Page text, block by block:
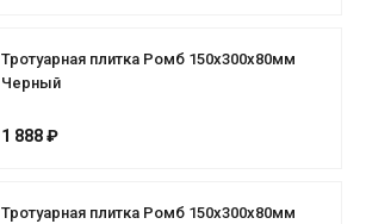
Тротуарная плитка Ромб 150х300х80мм
Черный
1 888 ₽
Тротуарная плитка Ромб 150х300х80мм